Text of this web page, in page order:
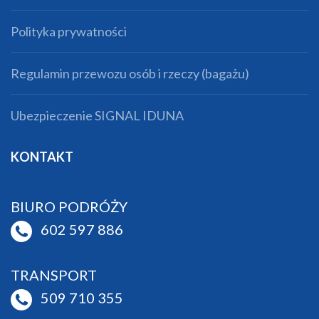
Polityka prywatności
Regulamin przewozu osób i rzeczy (bagażu)
Ubezpieczenie SIGNAL IDUNA
KONTAKT
BIURO PODRÓŻY
602 597 886
TRANSPORT
509 710 355